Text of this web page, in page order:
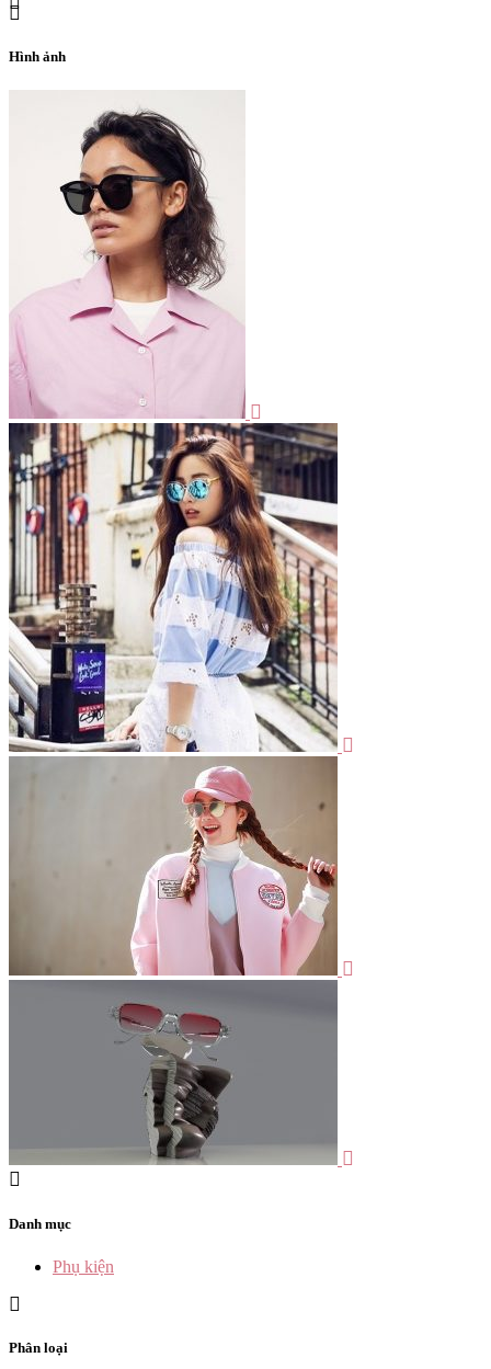
Hình ảnh
Danh mục
Phụ kiện
Phân loại